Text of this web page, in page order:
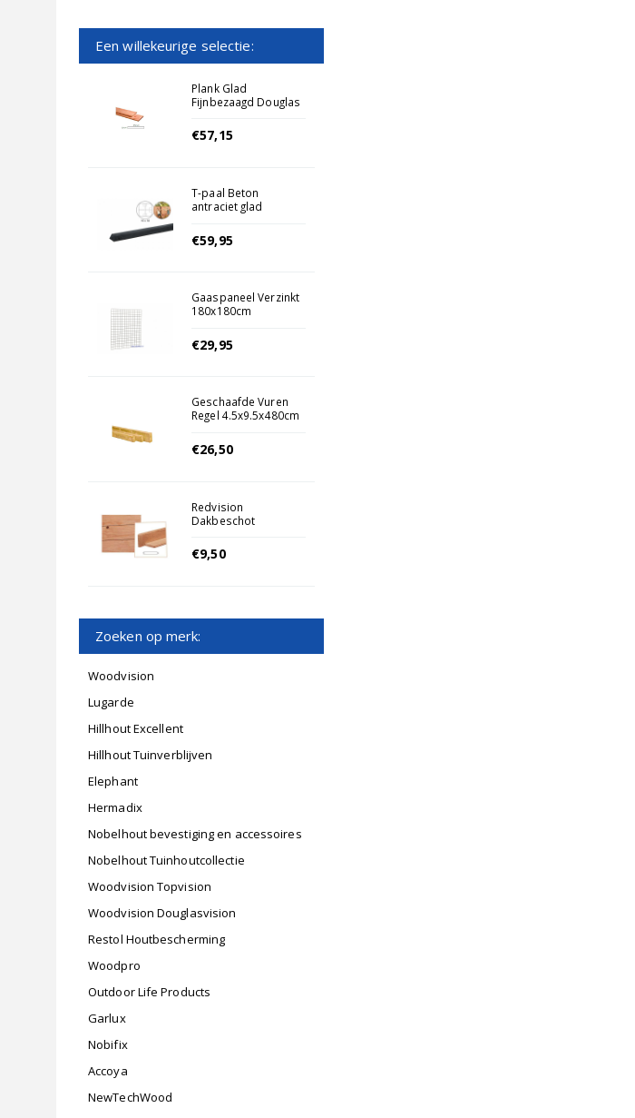
Een willekeurige selectie:
Plank Glad
Fijnbezaagd Douglas
Onbehandeld
€57,15
T-paal Beton
antraciet glad
€59,95
Gaaspaneel Verzinkt
180x180cm
€29,95
Geschaafde Vuren
Regel 4.5x9.5x480cm
€26,50
Redvision
Dakbeschot
€9,50
Zoeken op merk:
Woodvision
Lugarde
Hillhout Excellent
Hillhout Tuinverblijven
Elephant
Hermadix
Nobelhout bevestiging en accessoires
Nobelhout Tuinhoutcollectie
Woodvision Topvision
Woodvision Douglasvision
Restol Houtbescherming
Woodpro
Outdoor Life Products
Garlux
Nobifix
Accoya
NewTechWood